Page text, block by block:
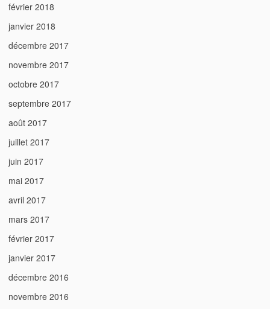
février 2018
janvier 2018
décembre 2017
novembre 2017
octobre 2017
septembre 2017
août 2017
juillet 2017
juin 2017
mai 2017
avril 2017
mars 2017
février 2017
janvier 2017
décembre 2016
novembre 2016